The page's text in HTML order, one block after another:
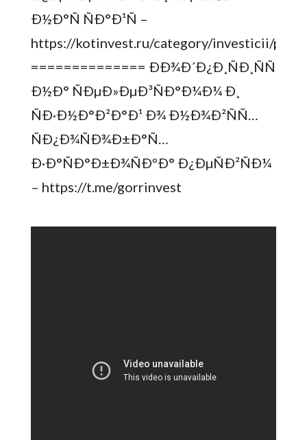
Ð½Ð°Ñ ÑÐ°Ð¹Ñ –
https://kotinvest.ru/category/investicii/
============== ÐÐ¾Ð´Ð¿Ð¸ÑÐ¸ÑÑ
Ð½Ð° ÑÐµÐ»ÐµÐ³ÑÐ°Ð¼Ð¼ Ð¸
ÑÐ·Ð½Ð°Ð²Ð°Ð¹ Ð¾ Ð½Ð¾Ð²ÑÑ…
ÑÐ¿Ð¾ÑÐ¾Ð±Ð°Ñ…
Ð·Ð°ÑÐ°Ð±Ð¾ÑÐºÐ° Ð¿ÐµÑÐ²ÑÐ¼
– https://t.me/gorrinvest